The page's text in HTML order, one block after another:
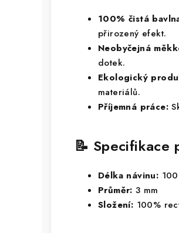
100% čistá
přirozený efekt.
Neobyčejná
dotek.
Ekologický
materiálů.
Příjemná práce:
📝 Specifikace
Délka návinu:
Průměr: 3 mm
Složení: 100%